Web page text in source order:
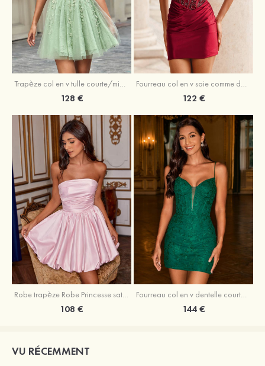
Trapèze col en v tulle courte/mini robe de fête de la rentrée avec perles
128 €
Fourreau col en v soie comme du satin courte/mini robe de fête de la rentrée avec paillettes
122 €
Robe trapèze Robe Princesse satin sans manches courte/mini robe de fête de la rentrée
108 €
Fourreau col en v dentelle courte/mini robe de fête de la rentré avec perles
144 €
VU RÉCEMMENT